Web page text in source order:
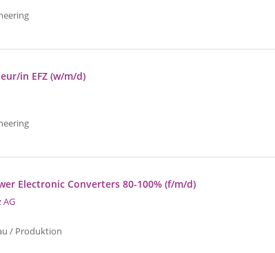
in EFZ (w/m/d)
Electronic Converters 80-100% (f/m/d)
AG
/ Produktion